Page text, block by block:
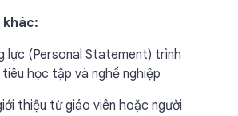
khác:
lực (Personal Statement) trình
học tập và nghề nghiệp
thiệu từ giáo viên hoặc người